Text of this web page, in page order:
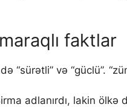
faktlar
“sürətli” və “güclü”.
adlanırdı, lakin